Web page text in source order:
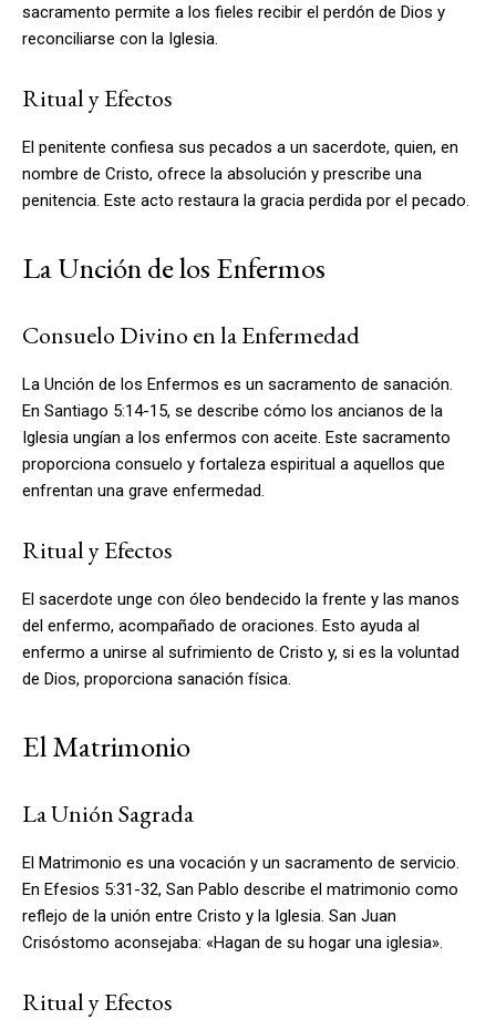
sacramento permite a los fieles recibir el perdón de Dios y
reconciliarse con la Iglesia.
Ritual y Efectos
El penitente confiesa sus pecados a un sacerdote, quien, en
nombre de Cristo, ofrece la absolución y prescribe una
penitencia. Este acto restaura la gracia perdida por el pecado.
La Unción de los Enfermos
Consuelo Divino en la Enfermedad
La Unción de los Enfermos es un sacramento de sanación.
En Santiago 5:14-15, se describe cómo los ancianos de la
Iglesia ungían a los enfermos con aceite. Este sacramento
proporciona consuelo y fortaleza espiritual a aquellos que
enfrentan una grave enfermedad.
Ritual y Efectos
El sacerdote unge con óleo bendecido la frente y las manos
del enfermo, acompañado de oraciones. Esto ayuda al
enfermo a unirse al sufrimiento de Cristo y, si es la voluntad
de Dios, proporciona sanación física.
El Matrimonio
La Unión Sagrada
El Matrimonio es una vocación y un sacramento de servicio.
En Efesios 5:31-32, San Pablo describe el matrimonio como
reflejo de la unión entre Cristo y la Iglesia. San Juan
Crisóstomo aconsejaba: «Hagan de su hogar una iglesia».
Ritual y Efectos